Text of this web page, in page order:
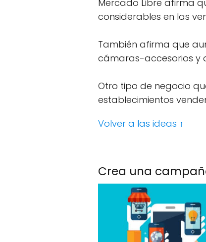
Mercado Libre afirma
considerables en las
También afirma que
cámaras-accesorios y
Otro tipo de negocio
establecimientos
Volver a las ideas ↑
Crea una